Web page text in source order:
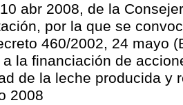
abr 2008, de la
por la que se
460/2002, 24 mayo
a la financiación de
de la leche producida y
2008